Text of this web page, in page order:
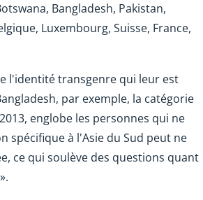
Bangladesh, Pakistan,
Luxembourg, Suisse, France,
l'identité transgenre qui leur est
par exemple, la catégorie
englobe les personnes qui ne
spécifique à l'Asie du Sud peut ne
ce qui soulève des questions quant